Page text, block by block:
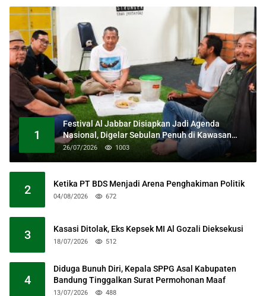
1
Festival Al Jabbar Disiapkan Jadi Agenda
Nasional, Digelar Sebulan Penuh di Kawasan
Masjid Raya Al Jabbar
26/07/2026 1003
2 Ketika PT BDS Menjadi Arena Penghakiman Politik
04/08/2026 672
3 Kasasi Ditolak, Eks Kepsek MI Al Gozali Dieksekusi
18/07/2026 512
4
Diduga Bunuh Diri, Kepala SPPG Asal Kabupaten
Bandung Tinggalkan Surat Permohonan Maaf
13/07/2026 488